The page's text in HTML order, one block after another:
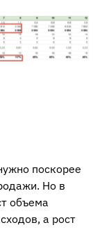
поскорее
Но в
объема
а рост